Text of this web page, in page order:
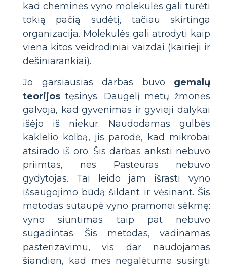
kad cheminės vyno molekulės gali turėti
tokią pačią sudėtį, tačiau skirtinga
organizacija. Molekulės gali atrodyti kaip
viena kitos veidrodiniai vaizdai (kairieji ir
dešiniarankiai).
Jo garsiausias darbas buvo gemalų
teorijos tęsinys. Daugelį metų žmonės
galvoja, kad gyvenimas ir gyvieji dalykai
išėjo iš niekur. Naudodamas gulbės
kaklelio kolbą, jis parodė, kad mikrobai
atsirado iš oro. Šis darbas anksti nebuvo
priimtas, nes Pasteuras nebuvo
gydytojas. Tai leido jam išrasti vyno
išsaugojimo būdą šildant ir vėsinant. Šis
metodas sutaupė vyno pramonei sėkmę:
vyno siuntimas taip pat nebuvo
sugadintas. Šis metodas, vadinamas
pasterizavimu, vis dar naudojamas
šiandien, kad mes negalėtume susirgti